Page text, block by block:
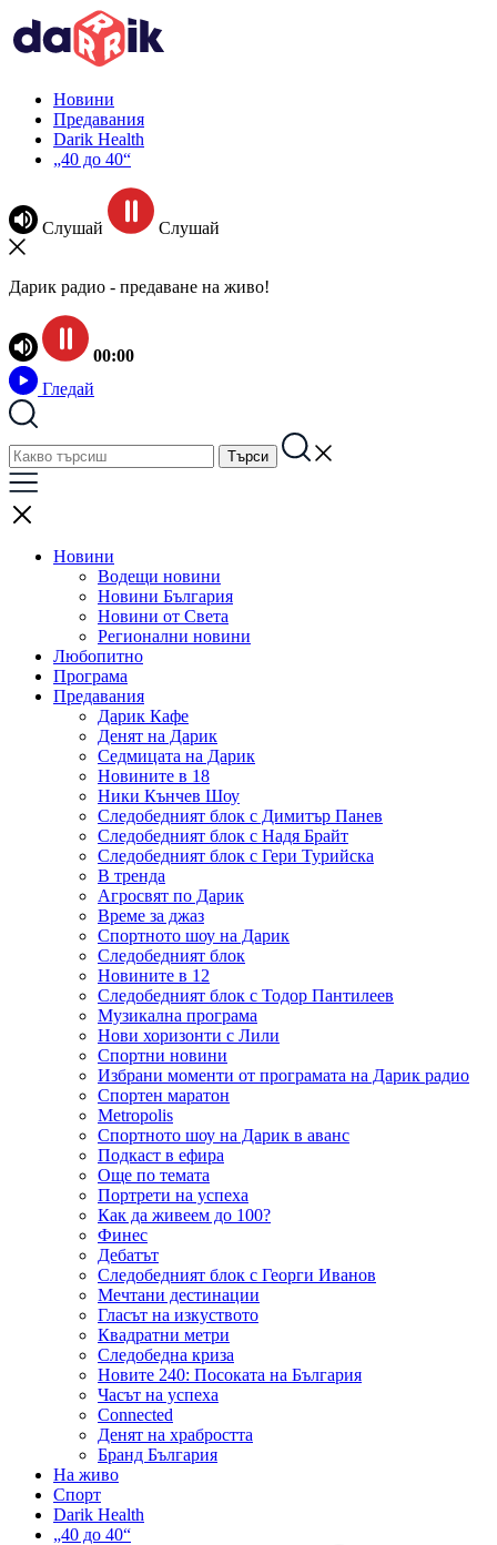
Новини
Предавания
Darik Health
„40 до 40“
Слушай Слушай
Дарик радио - предаване на живо!
00:00
Гледай
Новини
Водещи новини
Новини България
Новини от Света
Регионални новини
Любопитно
Програма
Предавания
Дарик Кафе
Денят на Дарик
Седмицата на Дарик
Новините в 18
Ники Кънчев Шоу
Следобедният блок с Димитър Панев
Следобедният блок с Надя Брайт
Следобедният блок с Гери Турийска
В тренда
Агросвят по Дарик
Време за джаз
Спортното шоу на Дарик
Следобедният блок
Новините в 12
Следобедният блок с Тодор Пантилеев
Музикална програма
Нови хоризонти с Лили
Спортни новини
Избрани моменти от програмата на Дарик радио
Спортен маратон
Metropolis
Спортното шоу на Дарик в аванс
Подкаст в ефира
Още по темата
Портрети на успеха
Как да живеем до 100?
Финес
Дебатът
Следобедният блок с Георги Иванов
Мечтани дестинации
Гласът на изкуството
Квадратни метри
Следобедна криза
Новите 240: Посоката на България
Часът на успеха
Connected
Денят на храбростта
Бранд България
На живо
Спорт
Darik Health
„40 до 40“